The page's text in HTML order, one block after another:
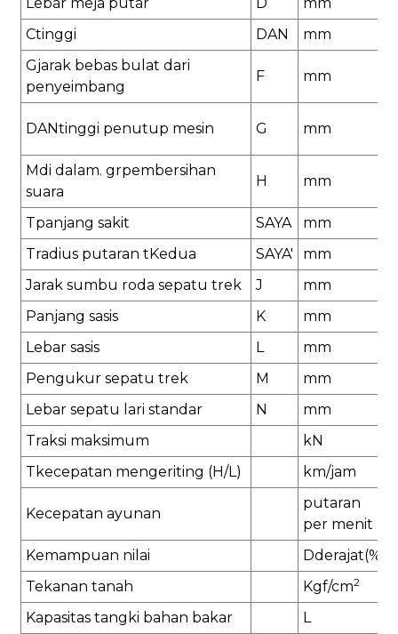
Ctinggi DAN mm
Gjarak bebas bulat dari
penyeimbang
F mm
DANtinggi penutup mesin G mm
Mdi dalam. grpembersihan
suara
H mm
Tpanjang sakit SAYA mm
Tradius putaran t Kedua SAYA' mm
Jarak sumbu roda sepatu trek
J mm
Panjang sasis
K mm
Lebar sasis
L mm
Pengukur sepatu trek
M mm
Lebar sepatu lari standar
N mm
Traksi maksimum
kN
T kecepatan mengeriting (H/L) km/jam
Kecepatan ayunan
putaran
per menit
Kemampuan nilai Dderajat(%)
Tekanan tanah
Kgf/cm2
Kapasitas tangki bahan bakar
L